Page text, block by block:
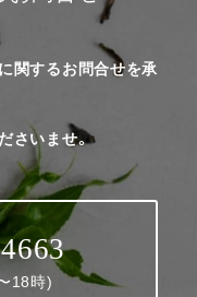
関するお問合せを承
さいませ。
18時)